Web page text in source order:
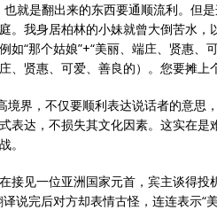
也就是翻出来的东西要通顺流利。但
。我身居柏林的小妹就曾大倒苦水
如“那个姑娘”+“美丽、端庄、贤惠、
、贤惠、可爱、善良的）。您要摊上
境界，不仅要顺利表达说话者的意
表达，不损失其文化因素。这实在
。
接见一位亚洲国家元首，宾主谈得
说完后对方却表情古怪，连连表示“